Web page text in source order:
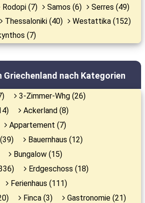
Rodopi (7) Samos (6)
Serres (49)
Thessaloniki (40)
Westattika (152)
(7)
Griechenland nach Kategorien
3-Zimmer-Whg (26)
Ackerland (8)
Appartement (7)
Bauernhaus (12)
Bungalow (15)
Erdgeschoss (18)
Ferienhaus (111)
Finca (3)
Gastronomie (21)